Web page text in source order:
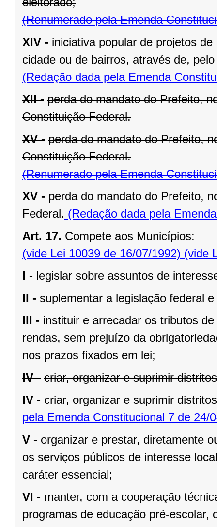
(Renumerado pela Emenda
XIV - iniciativa popular de projetos
cidade ou de bairros, através de,
(Redação dada pela Emenda
XII - perda do mandato do Prefeito,
Constituição Federal.
XV - perda do mandato do Prefeito,
Constituição Federal.
(Renumerado pela Emenda
XV - perda do mandato do Prefeito,
Federal. (Redação dada pela
Art. 17. Compete aos Municípios:
(vide Lei 10039 de 16/07/1992) (vide
I - legislar sobre assuntos de
II - suplementar a legislação federal
III - instituir e arrecadar os tributos
rendas, sem prejuízo da
nos prazos ﬁxados em lei;
IV - criar, organizar e suprimir
IV - criar, organizar e suprimir
pela Emenda Constitucional 7 de 24/
V - organizar e prestar, diretamente
os serviços públicos de interesse
caráter essencial;
VI - manter, com a cooperação
programas de educação pré-escolar,